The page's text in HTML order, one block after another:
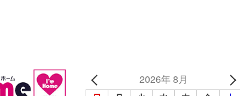
2026年 8月